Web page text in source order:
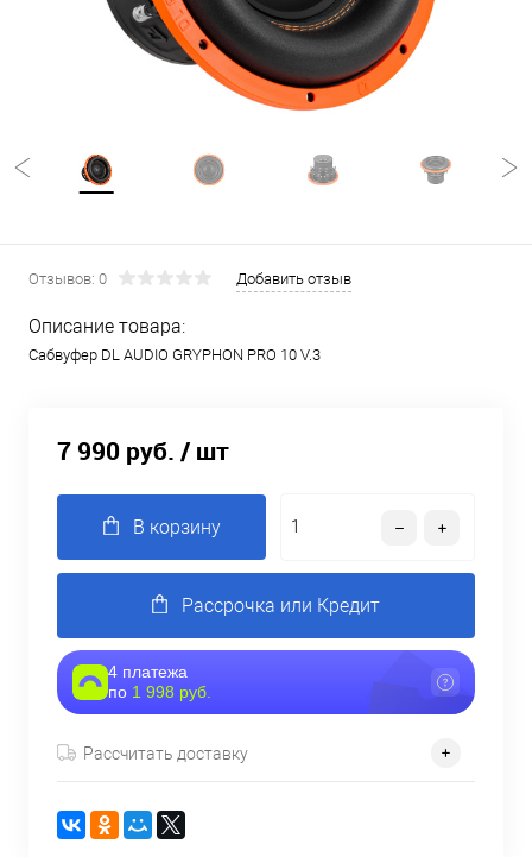
Отзывов: 0 Добавить отзыв
Описание товара:
Сабвуфер DL AUDIO GRYPHON PRO 10 V.3
7 990 руб. / шт
В корзину
Рассрочка или Кредит
4 платежа
по 1 998 руб.
Рассчитать доставку